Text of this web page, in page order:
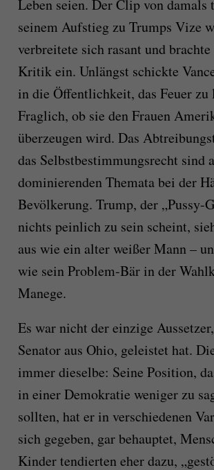
Leben seien. Der Clip von damals
seinem Aufstieg zu Trumps Vize
verbreitete sich rasant und
Kritik ein. Unlängst schickte
in die Öffentlichkeit, das Feuer zu
Fraglich, ob sie den Frauen
überzeugen wird. Das
das Selbstbestimmungsrecht sind
dominierenden Themata bei der
Bevölkerung. Trump, der „Pussy-
nichts peinlich zu sein scheint,
aus wie ein alter weißer Mann –
wie sein Problem-Bär in der
Manege.
Es war nicht der einzige
Senator aus Ohio, geleistet hat.
immer dieselbe: Seine Position,
in einer Demokratie weniger zu
sollten, hat er in verschiedenen
sich gegeben, gar behauptet,
Kinder tendierten eher dazu,